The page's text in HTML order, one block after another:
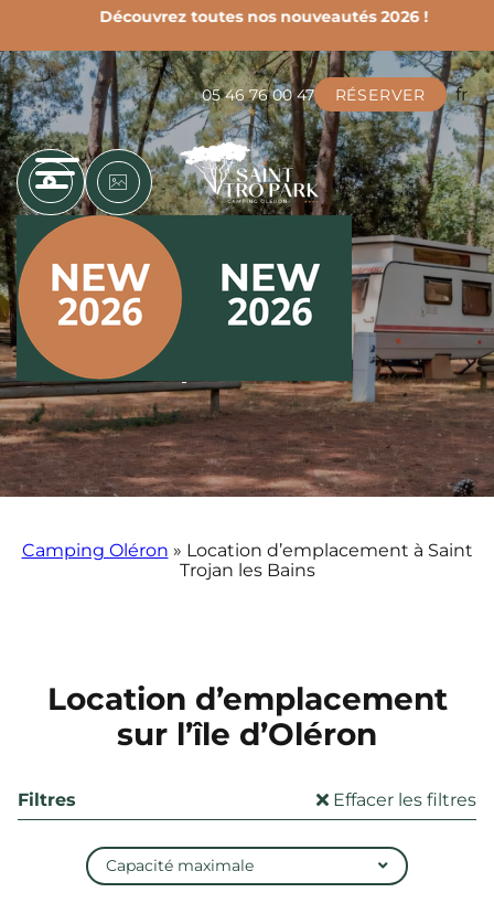
Découvrez toutes nos nouveautés 2026 !
05 46 76 00 47 RÉSERVER
fr
EN
Camping Oléron » Location d’emplacement à Saint
Trojan les Bains
Location d’emplacement
sur l’île d’Oléron
Filtres Effacer les filtres
Capacité maximale